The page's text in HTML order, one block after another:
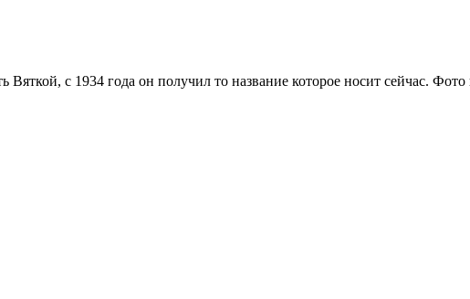
с 1934 года он получил то название которое носит сейчас.